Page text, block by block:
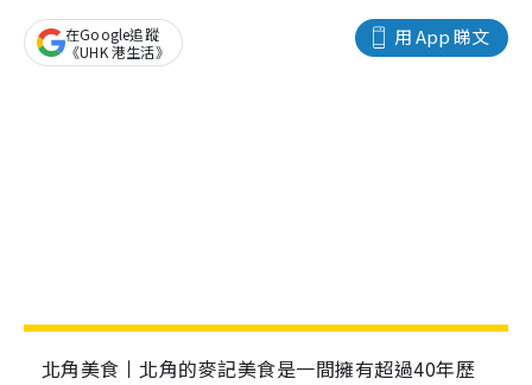
用 App 睇文
在Google追蹤
《UHK 港生活》
北角美食丨北角的麥記美食是一間擁有超過40年歷